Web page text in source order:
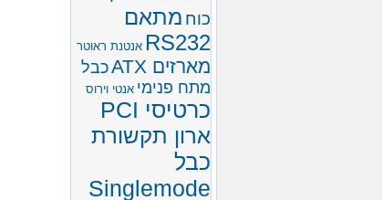
כוח מתאם
RS232 אנטנת ראוטר
מארזים ATX
כבל
מתח פנימי אנטי וירוס
כרטיסי PCI
ארון תקשורת
כבל
Singlemode